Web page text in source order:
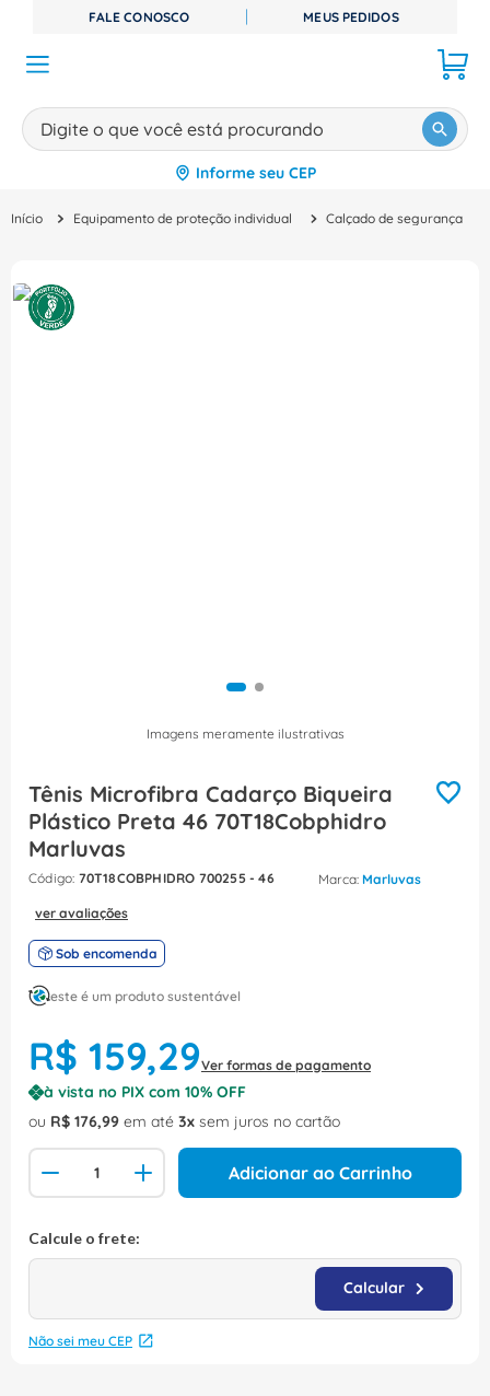
FALE CONOSCO MEUS PEDIDOS
Digite o que você está procurando
Informe seu CEP
Equipamento de proteção individual Calçado de segurança
Imagens meramente ilustrativas
Tênis Microfibra Cadarço Biqueira
Plástico Preta 46 70T18Cobphidro
Marluvas
: 70T18COBPHIDRO 700255 - 46 Marluvas
ver avaliações
Sob encomenda
este é um produto sustentável
R$ 159,29Ver formas de pagamento
à vista no PIX com 10% OFF
ou R$ 176,99 em até 3 sem juros no cartão
Adicionar ao Carrinho
Não sei meu CEP
TERMOS MAIS BUSCADOS
º disjuntor
3º